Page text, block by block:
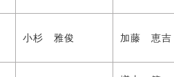
小杉 雅俊 加藤 恵吉